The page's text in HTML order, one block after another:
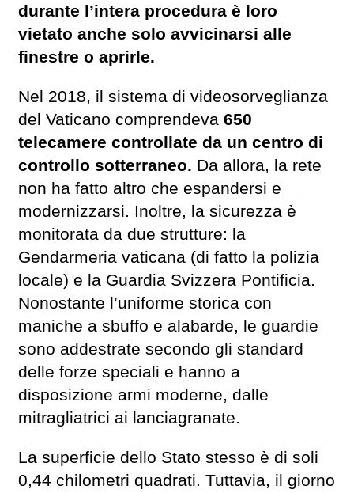
durante l’intera procedura è loro
vietato anche solo avvicinarsi alle
finestre o aprirle.
Nel 2018, il sistema di videosorveglianza
del Vaticano comprendeva 650
telecamere controllate da un centro di
controllo sotterraneo. Da allora, la rete
non ha fatto altro che espandersi e
modernizzarsi. Inoltre, la sicurezza è
monitorata da due strutture: la
Gendarmeria vaticana (di fatto la polizia
locale) e la Guardia Svizzera Pontificia.
Nonostante l’uniforme storica con
maniche a sbuffo e alabarde, le guardie
sono addestrate secondo gli standard
delle forze speciali e hanno a
disposizione armi moderne, dalle
mitragliatrici ai lanciagranate.
La superficie dello Stato stesso è di soli
0,44 chilometri quadrati. Tuttavia, il giorno